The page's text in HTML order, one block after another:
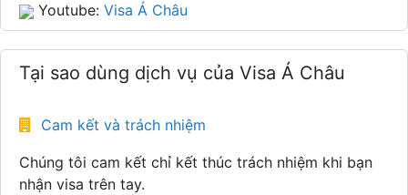
Youtube: Visa Á Châu
Tại sao dùng dịch vụ của Visa Á Châu
Cam kết và trách nhiệm
Chúng tôi cam kết chỉ kết thúc trách nhiệm khi bạn
nhận visa trên tay.